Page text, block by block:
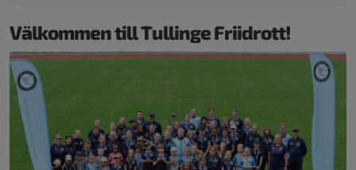
Välkommen till Tullinge Friidrott!